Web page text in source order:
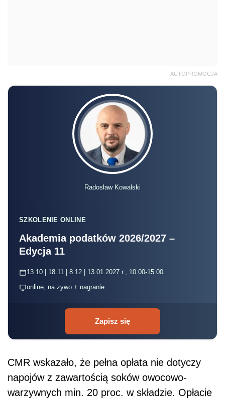
AUTOPROMOCJA
Radosław Kowalski
SZKOLENIE ONLINE
Akademia podatków 2026/2027 –
Edycja 11
13.10 | 18.11 | 8.12 | 13.01.2027 r., 10:00-15:00
online, na żywo + nagranie
Zapisz się
CMR wskazało, że pełna opłata nie dotyczy
napojów z zawartością soków owocowo-
warzywnych min. 20 proc. w składzie. Opłacie